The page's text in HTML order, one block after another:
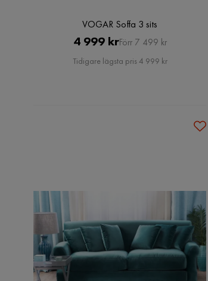
VOGAR Soffa 3 sits
Pris
4 999 krOriginal
Pris
Förr 7 499 kr
Tidigare lägsta pris 4 999 kr